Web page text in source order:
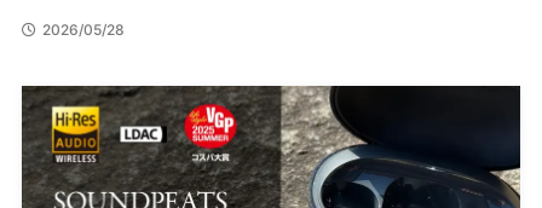
2026/05/28